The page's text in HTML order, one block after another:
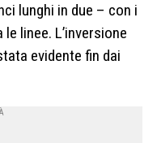
lunghi in due – con i
linee. L’inversione
evidente fin dai